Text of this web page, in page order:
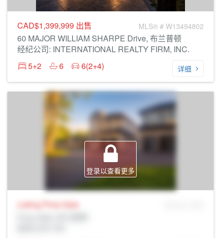
CAD$1,399,999 出售 MLS® # W13494802
60 MAJOR WILLIAM SHARPE Drive, 布兰普顿
经纪公司: INTERNATIONAL REALTY FIRM, INC.
5+2
6 6(2+4) 详细
登录以查看更多
Listing Price Sale